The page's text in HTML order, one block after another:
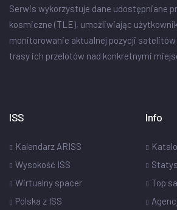
Serwis wykorzystuje dane udostępniane
kosmiczne (TLE), umożliwiając
monitorowanie aktualnej pozycji satelitów
trasy ich przelotów nad konkretnymi
ISS
Kalendarz ARISS
Wysokość ISS
Wirtualny spacer
Polska z ISS
Info
Top